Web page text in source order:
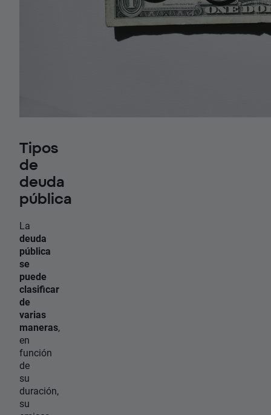
Tipos
de
deuda
pública
La
deuda
pública
se
puede
clasificar
de
varias
maneras,
en
función
de
su
duración,
su